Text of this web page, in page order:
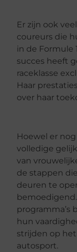
Er zijn ook
coureurs die
in de Formule
succes heeft
raceklasse
Haar
over haar
Hoewel er
volledige
van
de stappen
deuren te
programma’s
hun
strijden op
autosport.